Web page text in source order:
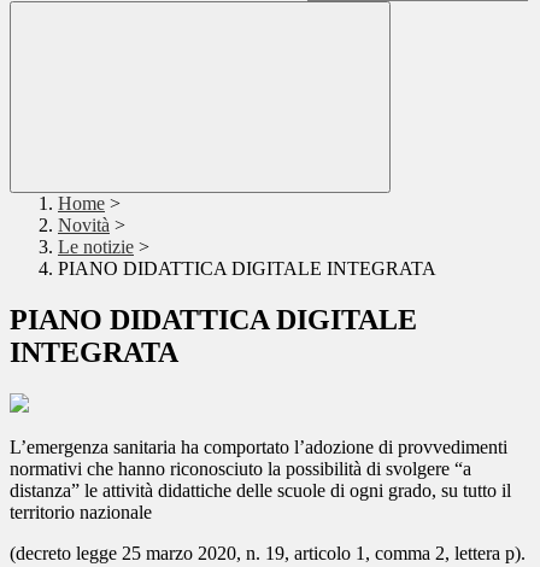
Home >
Novità >
Le notizie >
PIANO DIDATTICA DIGITALE INTEGRATA
PIANO DIDATTICA DIGITALE
INTEGRATA
L’emergenza sanitaria ha comportato l’adozione di provvedimenti
normativi che hanno riconosciuto la possibilità di svolgere “a
distanza” le attività didattiche delle scuole di ogni grado, su tutto il
territorio nazionale
(decreto legge 25 marzo 2020, n. 19, articolo 1, comma 2, lettera p).